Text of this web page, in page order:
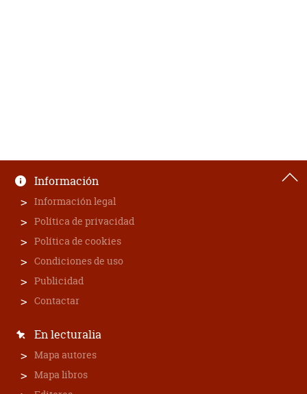
Información
Información legal
Política de privacidad
Política de cookies
Condiciones de uso
Publicidad
Contactar
En lecturalia
Mapa autores
Mapa libros